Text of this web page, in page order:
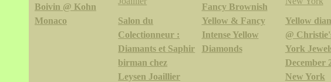
Boivin @ Kohn
Monaco
Salon du
Colectionneur :
Diamants et Saphir
birman chez
Leysen Joaillier
Fancy Brownish
Yellow & Fancy
Intense Yellow
Diamonds
Yellow
@
York
December
New York